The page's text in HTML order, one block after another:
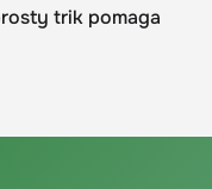
trik pomaga